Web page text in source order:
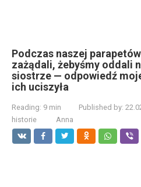
Podczas naszej
zażądali, żebyśmy oddali
siostrze — odpowiedź
ich uciszyła
Reading: 9 min Published by:
historie
Anna